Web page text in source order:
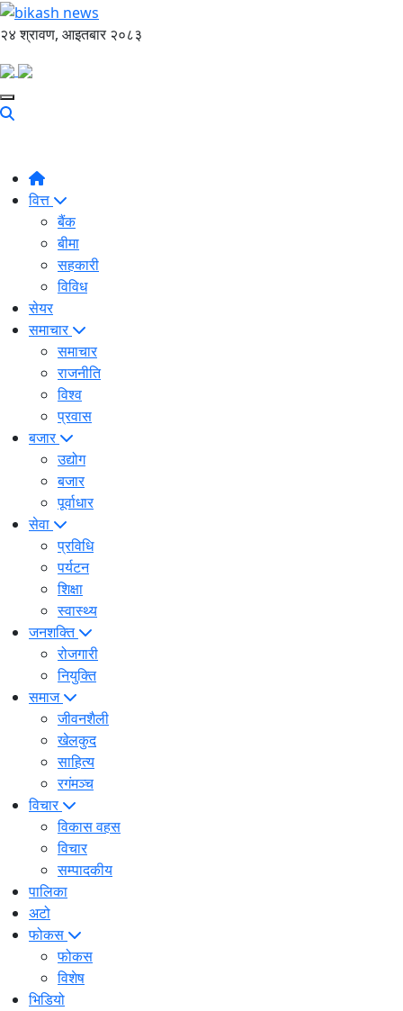
२४ श्रावण, आइतबार २०८३
वित्त
बैंक
बीमा
सहकारी
विविध
सेयर
समाचार
समाचार
राजनीति
विश्व
प्रवास
बजार
उद्योग
बजार
पूर्वाधार
सेवा
प्रविधि
पर्यटन
शिक्षा
स्वास्थ्य
जनशक्ति
रोजगारी
नियुक्ति
समाज
जीवनशैली
खेलकुद
साहित्य
रगंमञ्च
विचार
विकास वहस
विचार
सम्पादकीय
पालिका
अटो
फोकस
फोकस
विशेष
भिडियो